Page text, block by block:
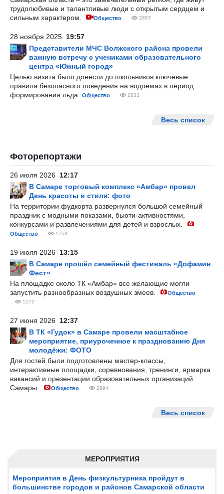
МЕРОПРИЯТИЯ
Мероприятия в День физкультурника пройдут в
большинстве городов и районов Самарской области
трудолюбивые и талантливые люди с открытым сердцем и
сильным характером.
Общество 2657
28 ноября 2025 19:57
Представители МЧС Волжского района провели
важную встречу с учениками образовательного
центра «Южный город»
Целью визита было донести до школьников ключевые
правила безопасного поведения на водоемах в период
формирования льда.
Общество 2833
Весь список
Фоторепортажи
26 июля 2026 12:17
В Самаре торговый комплекс «Амбар» провел
День красоты и стиля: фото
На территории фудкорта развернулся большой семейный
праздник с модными показами, бьюти-активностями,
конкурсами и развлечениями для детей и взрослых.
Общество 1758
19 июля 2026 13:15
В Самаре прошёл семейный фестиваль «Дофамин
Фест»
На площадке около ТК «Амбар» все желающие могли
запустить разнообразных воздушных змеев.
Общество
1272
27 июня 2026 12:37
В ТК «Гудок» в Самаре провели масштабное
мероприятие, приуроченное к празднованию Дня
молодёжи: ФОТО
Для гостей были подготовлены мастер-классы,
интерактивные площадки, соревнования, тренинги, ярмарка
вакансий и презентации образовательных организаций
Самары.
Общество 2994
Весь список